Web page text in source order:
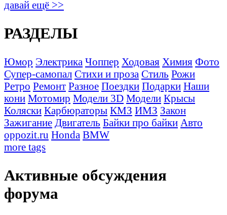
давай ещё >>
РАЗДЕЛЫ
Юмор Электрика Чоппер Ходовая Химия Фото
Супер-самопал Стихи и проза Стиль Рожи
Ретро Ремонт Разное Поездки Подарки Наши
кони Мотомир Модели 3D Модели Крысы
Коляски Карбюраторы КМЗ ИМЗ Закон
Зажигание Двигатель Байки про байки Авто
oppozit.ru Honda BMW
more tags
Активные обсуждения
форума